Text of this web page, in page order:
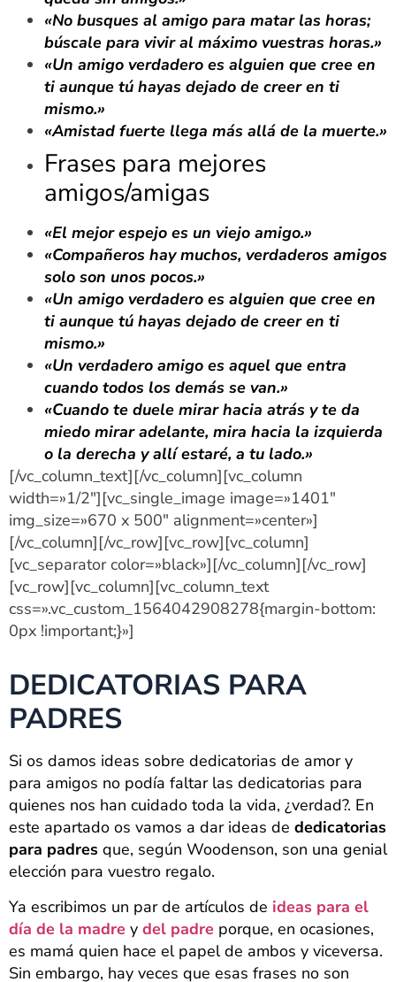
«No busques al amigo para matar las horas;
búscale para vivir al máximo vuestras horas.»
«Un amigo verdadero es alguien que cree en
ti aunque tú hayas dejado de creer en ti
mismo.»
«Amistad fuerte llega más allá de la muerte.»
Frases para mejores
amigos/amigas
«El mejor espejo es un viejo amigo.»
«Compañeros hay muchos, verdaderos amigos
solo son unos pocos.»
«Un amigo verdadero es alguien que cree en
ti aunque tú hayas dejado de creer en ti
mismo.»
«Un verdadero amigo es aquel que entra
cuando todos los demás se van.»
«Cuando te duele mirar hacia atrás y te da
miedo mirar adelante, mira hacia la izquierda
o la derecha y allí estaré, a tu lado.»
[/vc_column_text][/vc_column][vc_column
width=»1/2″][vc_single_image image=»1401″
img_size=»670 x 500″ alignment=»center»]
[/vc_column][/vc_row][vc_row][vc_column]
[vc_separator color=»black»][/vc_column][/vc_row]
[vc_row][vc_column][vc_column_text
css=».vc_custom_1564042908278{margin-bottom:
0px !important;}»]
DEDICATORIAS PARA
PADRES
Si os damos ideas sobre dedicatorias de amor y
para amigos no podía faltar las dedicatorias para
quienes nos han cuidado toda la vida, ¿verdad?. En
este apartado os vamos a dar ideas de dedicatorias
para padres que, según Woodenson, son una genial
elección para vuestro regalo.
Ya escribimos un par de artículos de ideas para el
día de la madre y del padre porque, en ocasiones,
es mamá quien hace el papel de ambos y viceversa.
Sin embargo, hay veces que esas frases no son